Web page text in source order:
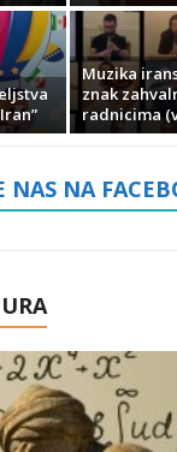
Muzika
znak
radnicima
NAS NA